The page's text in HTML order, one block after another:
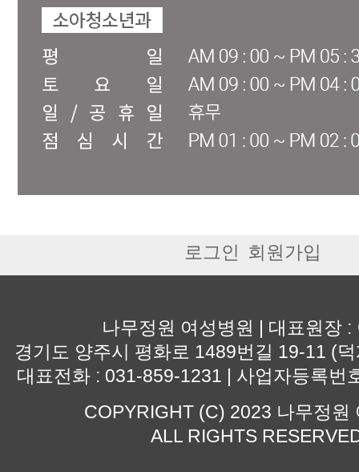
로그인 회원가입
나무정원 여성병원 | 대표원장 :
경기도 양주시 평화로 1489번길 19-11 (
대표전화 : 031-859-1231 | 사업자등록번
COPYRIGHT (C) 2023 나무정원
ALL RIGHTS